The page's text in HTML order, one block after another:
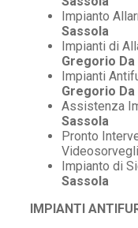
Impianto
Sassola
Impianti di
Gregorio Da
Impianti
Gregorio Da
Assistenza
Sassola
Pronto
Impianto di
Sassola
IMPIANTI